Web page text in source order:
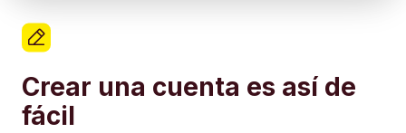
Crear una cuenta es así de
fácil